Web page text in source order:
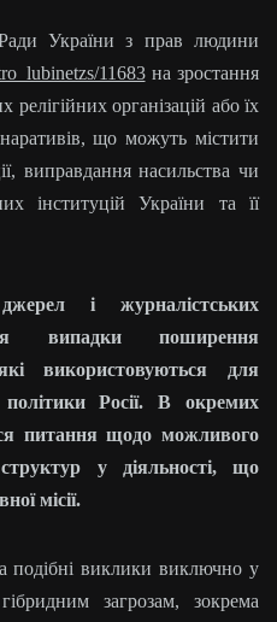
України з прав людини
11683на зростання
організацій або їх
що можуть містити
виправдання насильства чи
інституцій України та її
і журналістських
випадки поширення
використовуються для
політики Росії. В окремих
питання щодо можливого
у діяльності, що
місії.
подібні виклики виключно у
загрозам, зокрема